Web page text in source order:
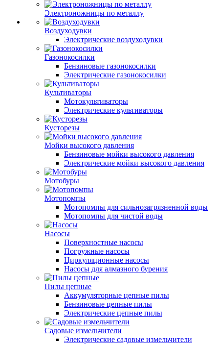
Электроножницы по металлу
Воздуходувки
Электрические воздуходувки
Газонокосилки
Бензиновые газонокосилки
Электрические газонокосилки
Культиваторы
Мотокультиваторы
Электрические культиваторы
Кусторезы
Мойки высокого давления
Бензиновые мойки высокого давления
Электрические мойки высокого давления
Мотобуры
Мотопомпы
Мотопомпы для сильнозагрязненной воды
Мотопомпы для чистой воды
Насосы
Поверхностные насосы
Погружные насосы
Циркуляционные насосы
Насосы для алмазного бурения
Пилы цепные
Аккумуляторные цепные пилы
Бензиновые цепные пилы
Электрические цепные пилы
Садовые измельчители
Электрические садовые измельчители